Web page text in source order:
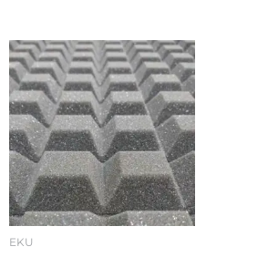
EKU